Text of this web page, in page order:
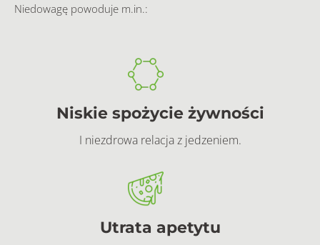
Niedowagę powoduje m.in.:
Niskie spożycie żywności
I niezdrowa relacja z jedzeniem.
Utrata apetytu